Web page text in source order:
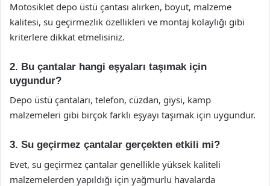
Motosiklet depo üstü çantası alırken, boyut, malzeme
kalitesi, su geçirmezlik özellikleri ve montaj kolaylığı gibi
kriterlere dikkat etmelisiniz.
2. Bu çantalar hangi eşyaları taşımak için
uygundur?
Depo üstü çantaları, telefon, cüzdan, giysi, kamp
malzemeleri gibi birçok farklı eşyayı taşımak için uygundur.
3. Su geçirmez çantalar gerçekten etkili mi?
Evet, su geçirmez çantalar genellikle yüksek kaliteli
malzemelerden yapıldığı için yağmurlu havalarda